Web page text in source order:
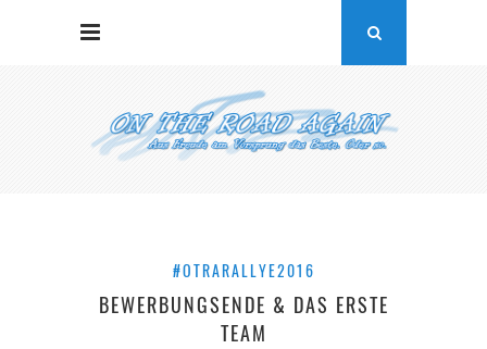
#OTRARALLYE2016
BEWERBUNGSENDE & DAS ERSTE
TEAM